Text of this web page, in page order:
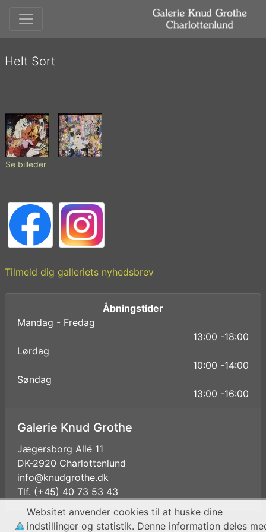
Helt Sort
Se billeder
Tilmeld dig galleriets nyhedsbrev
Åbningstider
Mandag - Fredag
13:00 -18:00
Lørdag
10:00 -14:00
Søndag
13:00 -16:00
Galerie Knud Grothe
Jægersborg Allé 11
DK-2920 Charlottenlund
info@knudgrothe.dk
Tlf. (+45) 40 73 53 43
Websitet anvender cookies til at huske dine
indstillinger og statistik. Denne information deles